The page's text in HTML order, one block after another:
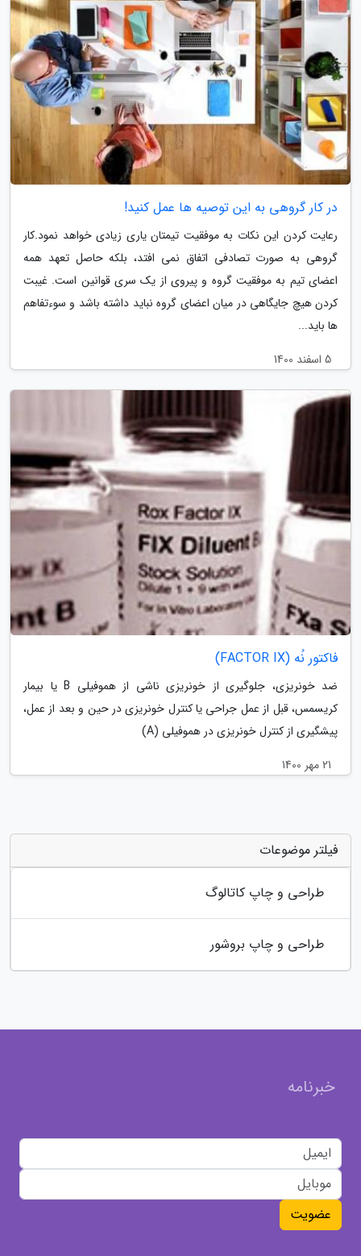
در کار گروهی به این توصیه ها عمل کنید!
رعایت کردن این نکات به موفقیت تیمتان یاری زیادی خواهد نمود.کار
گروهی به صورت تصادفی اتفاق نمی افتد، بلکه حاصل تعهد همه
اعضای تیم به موفقیت گروه و پیروی از یک سری قوانین است. غیبت
کردن هیچ جایگاهی در میان اعضای گروه نباید داشته باشد و سوءتفاهم
ها باید...
5 اسفند 1400
فاکتور نُه (FACTOR IX)
ضد خونریزی، جلوگیری از خونریزی ناشی از هموفیلی B یا بیمار
کریسمس، قبل از عمل جراحی یا کنترل خونریزی در حین و بعد از عمل،
پیشگیری از کنترل خونریزی در هموفیلی (A)
21 مهر 1400
فیلتر موضوعات
طراحی و چاپ کاتالوگ
طراحی و چاپ بروشور
خبرنامه
عضویت